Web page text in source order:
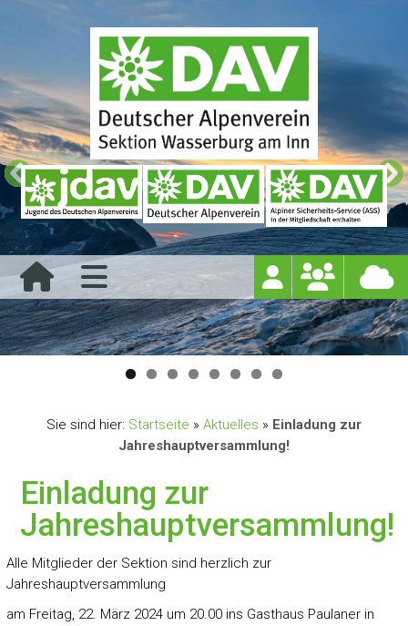
Sie sind hier: Startseite » Aktuelles » Einladung zur
Jahreshauptversammlung!
Einladung zur
Jahreshauptversammlung!
Alle Mitglieder der Sektion sind herzlich zur
Jahreshauptversammlung
am Freitag, 22. März 2024 um 20.00 ins Gasthaus Paulaner in